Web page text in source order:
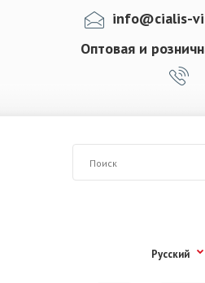
info@cialis-
Оптовая и
Русский